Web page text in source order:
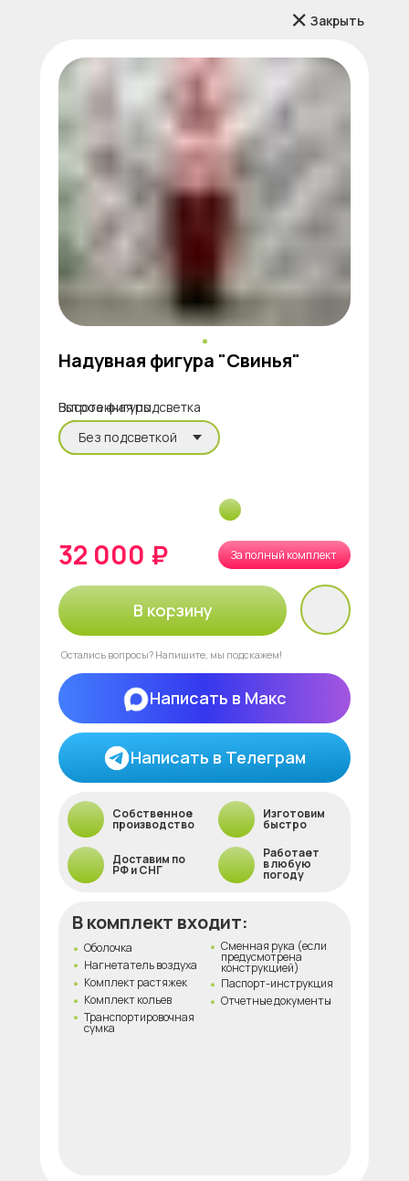
Закрыть
Надувная фигура "Свинья"
Высота фигуры
В корзину
Написать в Макс
Написать в Телеграм
32 000 ₽
Остались вопросы? Напишите, мы подскажем!
За полный комплект
В комплект входит:
Изготовим
быстро
Работает
в любую
погоду
Собственное
производство
Доставим по
РФ и СНГ
Оболочка
Нагнетатель воздуха
Комплект кольев Отчетные документы
Паспорт-инструкция
Транспортировочная
сумка
Сменная рука (если
предусмотрена
конструкцией)
Комплект растяжек
Встроенная подсветка